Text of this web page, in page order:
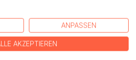
ANPASSEN
AKZEPTIEREN